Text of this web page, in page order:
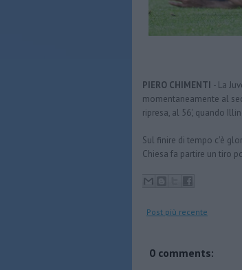
PIERO CHIMENTI - La
momentaneamente al
ripresa, al 56', quando
Sul finire di tempo c'è
Chiesa fa partire un tiro
Post più recente
0 comments: